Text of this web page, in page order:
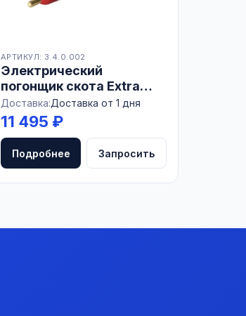
АРТИКУЛ: 3.4.0.002
Электрический
погонщик скота Extra
Shock 2500, c насадкой
71 см
Доставка:Доставка от 1 дня
11 495 ₽
Подробнее Запросить